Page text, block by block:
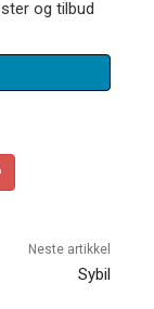
og tilbud
Neste artikkel
Sybil